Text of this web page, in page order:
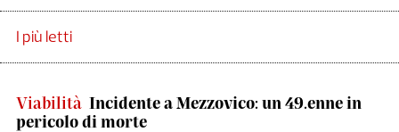
I più letti
Viabilità Incidente a Mezzovico: un 49.enne in
pericolo di morte